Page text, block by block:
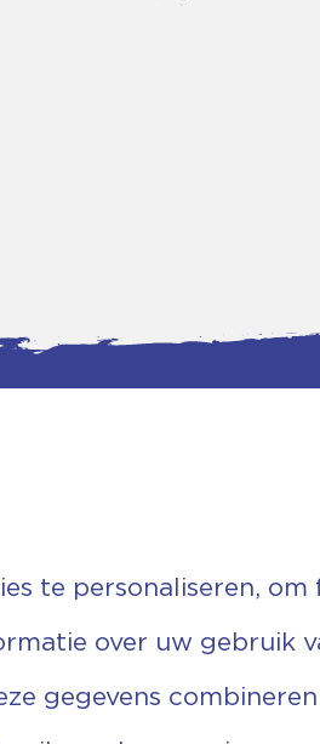
Fiscaal:
Rek.nr:
te personaliseren,
over uw gebruik
gegevens